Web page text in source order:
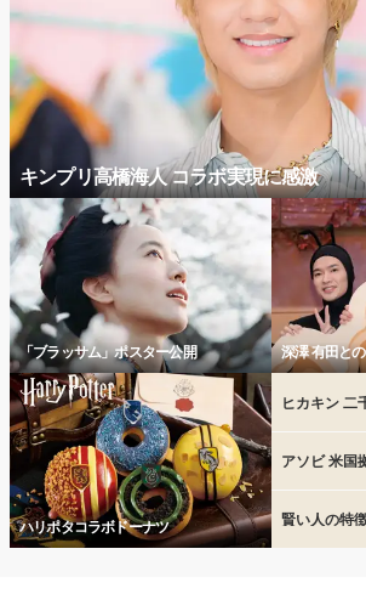
キンプリ高橋海人 コラボ実現に感激
「ブラッサム」ポスター公開 深澤 有田と
ハリポタコラボドーナツ
ヒカキン 二
アソビ 米国
賢い人の特